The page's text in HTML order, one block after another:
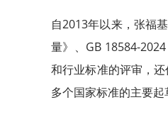
自2013年以来，张福
量》、GB 18584-
和行业标准的评审，
多个国家标准的主要起